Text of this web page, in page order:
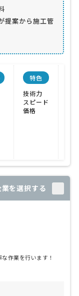
提案から施工管
特色
技術力
スピード
価格
業を選択する
作業を行います！